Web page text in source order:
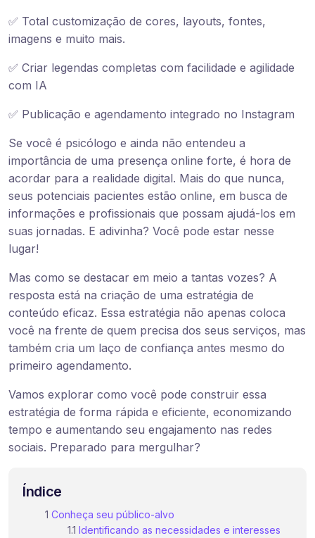
✅ Total customização de cores, layouts, fontes,
imagens e muito mais.
✅ Criar legendas completas com facilidade e agilidade
com IA
✅ Publicação e agendamento integrado no Instagram
Se você é psicólogo e ainda não entendeu a
importância de uma presença online forte, é hora de
acordar para a realidade digital. Mais do que nunca,
seus potenciais pacientes estão online, em busca de
informações e profissionais que possam ajudá-los em
suas jornadas. E adivinha? Você pode estar nesse
lugar!
Mas como se destacar em meio a tantas vozes? A
resposta está na criação de uma estratégia de
conteúdo eficaz. Essa estratégia não apenas coloca
você na frente de quem precisa dos seus serviços, mas
também cria um laço de confiança antes mesmo do
primeiro agendamento.
Vamos explorar como você pode construir essa
estratégia de forma rápida e eficiente, economizando
tempo e aumentando seu engajamento nas redes
sociais. Preparado para mergulhar?
Índice
Conheça seu público-alvo
Identificando as necessidades e interesses